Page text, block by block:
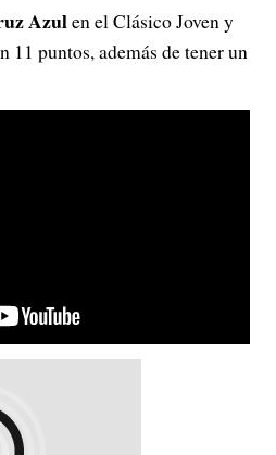
Azulen el Clásico Joven y
11 puntos, además de tener un